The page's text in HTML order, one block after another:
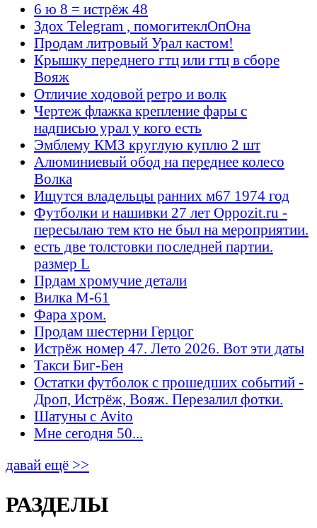
6 ю 8 = истрёж 48
Здох Telegram , помогитеклОпОна
Продам литровый Урал кастом!
Крышку переднего гтц или гтц в сборе
Вояж
Отличие ходовой ретро и волк
Чертеж флажка крепление фары с
надписью урал у кого есть
Эмблему КМЗ круглую куплю 2 шт
Алюминиевый обод на переднее колесо
Волка
Ищутся владельцы ранних м67 1974 год
Футболки и нашивки 27 лет Oppozit.ru -
пересылаю тем кто не был на мероприятии.
есть две толстовки последней партии.
размер L
Прдам хромучие детали
Вилка М-61
Фара хром.
Продам шестерни Герцог
Истрёж номер 47. Лето 2026. Вот эти даты
Такси Биг-Бен
Остатки футболок с прошедших событий -
Дроп, Истрёж, Вояж. Перезалил фотки.
Шатуны с Avito
Мне сегодня 50...
давай ещё >>
РАЗДЕЛЫ